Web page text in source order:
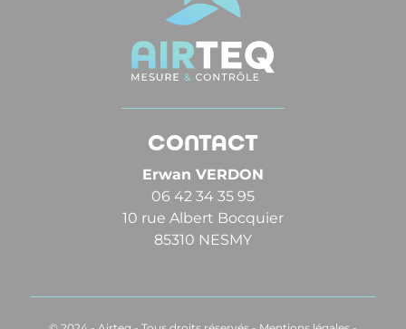
CONTACT
Erwan VERDON
06 42 34 35 95
10 rue Albert Bocquier
85310 NESMY